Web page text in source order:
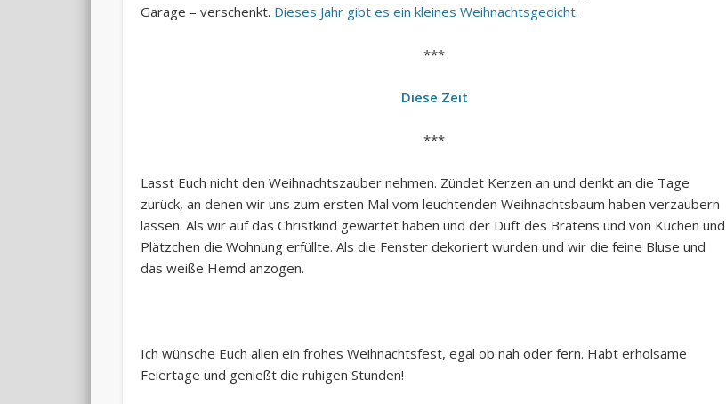
Garage – verschenkt. Dieses Jahr gibt es ein kleines Weihnachtsgedicht.
***
Diese Zeit
***
Lasst Euch nicht den Weihnachtszauber nehmen. Zündet Kerzen an und denkt an die Tage
zurück, an denen wir uns zum ersten Mal vom leuchtenden Weihnachtsbaum haben verzaubern
lassen. Als wir auf das Christkind gewartet haben und der Duft des Bratens und von Kuchen und
Plätzchen die Wohnung erfüllte. Als die Fenster dekoriert wurden und wir die feine Bluse und
das weiße Hemd anzogen.
Ich wünsche Euch allen ein frohes Weihnachtsfest, egal ob nah oder fern. Habt erholsame
Feiertage und genießt die ruhigen Stunden!